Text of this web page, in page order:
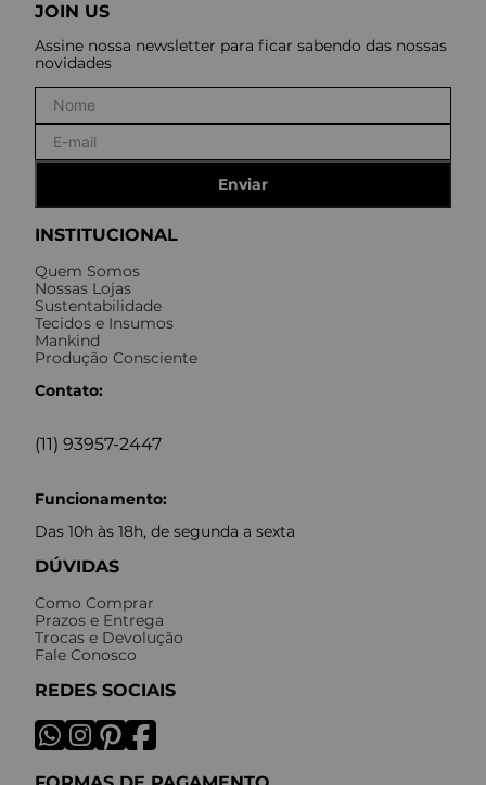
INSTITUCIONAL
Quem Somos
Nossas Lojas
Sustentabilidade
Tecidos e Insumos
Mankind
Produção Consciente
Contato:
(11) 93957-2447
Funcionamento:
Das 10h às 18h, de segunda a sexta
DÚVIDAS
Como Comprar
Prazos e Entrega
Trocas e Devolução
Fale Conosco
REDES SOCIAIS
JOIN US
Assine nossa newsletter para ficar sabendo das nossas
novidades
Enviar